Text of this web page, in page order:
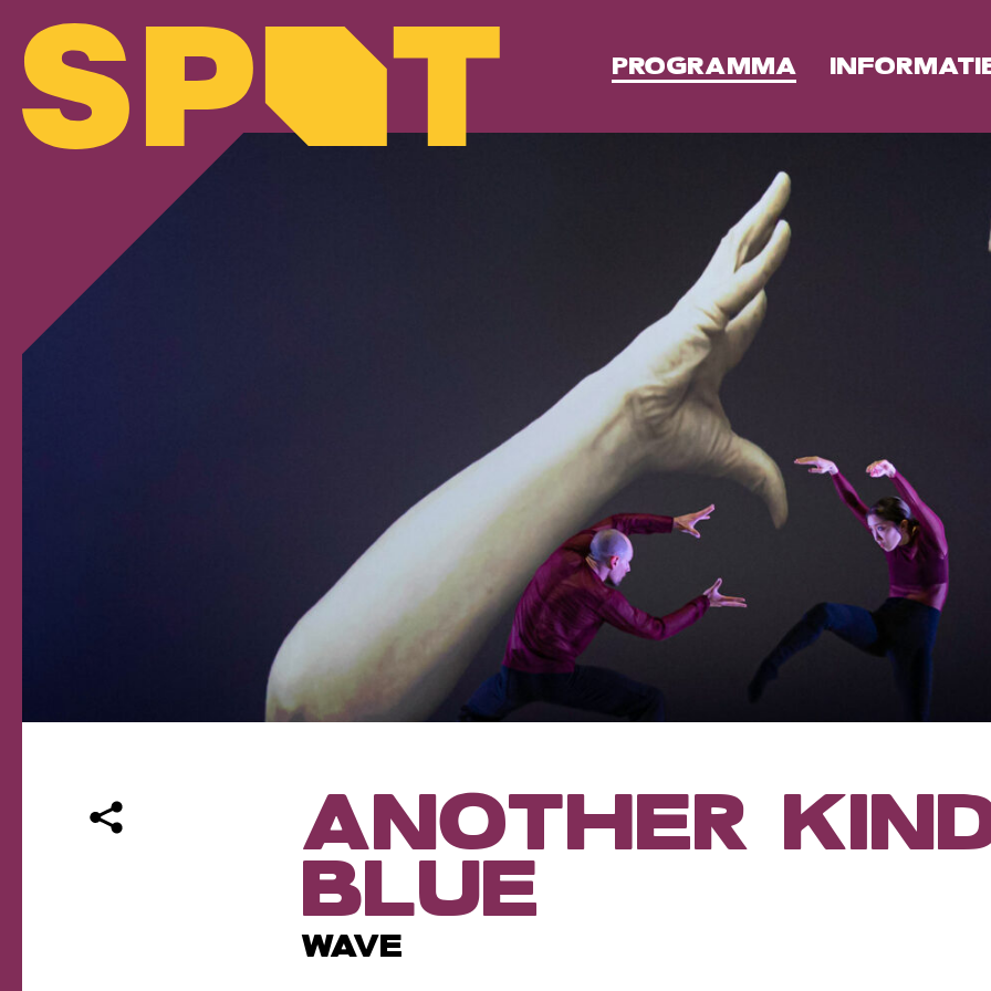
PROGRAMMA
ANOTHER
BLUE
WAVE